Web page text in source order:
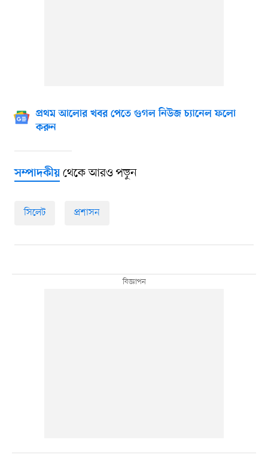
প্রথম আলোর খবর পেতে গুগল নিউজ চ্যানেল ফলো
করুন
সম্পাদকীয়থেকে আরও পড়ুন
সিলেট প্রশাসন